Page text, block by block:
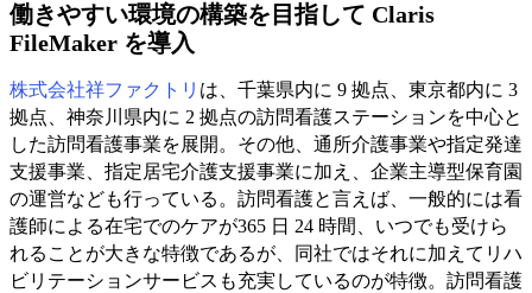
働きやすい環境の構築を目指して Claris
FileMaker を導入
株式会社祥ファクトリ は、千葉県内に 9 拠点、東京都内に 3
拠点、神奈川県内に 2 拠点の訪問看護ステーションを中心と
した訪問看護事業を展開。その他、通所介護事業や指定発達
支援事業、指定居宅介護支援事業に加え、企業主導型保育園
の運営なども行っている。訪問看護と言えば、一般的には看
護師による在宅でのケアが365 日 24 時間、いつでも受けら
れることが大きな特徴であるが、同社ではそれに加えてリハ
ビリテーションサービスも充実しているのが特徴。訪問看護